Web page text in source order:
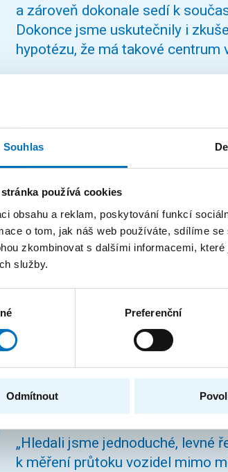
Souhlas
používá cookies
obsahu a reklam, poskytování funkcí
o tom, jak náš web používáte, sdílíme
zkombinovat s dalšími informacemi,
služby.
Preferenční
Odmítnout
a zároveň dokonale sedí k
Dokonce jsme uskutečnily i
hypotézu, že má takové centrum
k možnému vzniku Kozlovy papírny
„Tým přišel se zajímavým
pro jeho upcycling. Líbí se nám
prvky a příležitostí pro turismus
obdobné dílny bychom si
(FA) a Richard Šedivý (FIT), který
dopravy v příměstských regionech.
„Hledali jsme jednoduché, levné
k měření průtoku vozidel mimo